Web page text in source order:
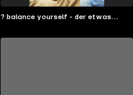
? balance yourself - der etwas
Herz und Tiefe